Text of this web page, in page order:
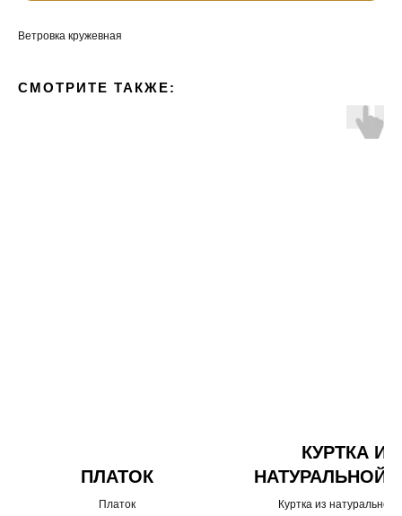
Ветровка кружевная
СМОТРИТЕ ТАКЖЕ:
ПЛАТОК
Платок
КУРТКА ИЗ
НАТУРАЛЬНОЙ
Куртка из натуральной